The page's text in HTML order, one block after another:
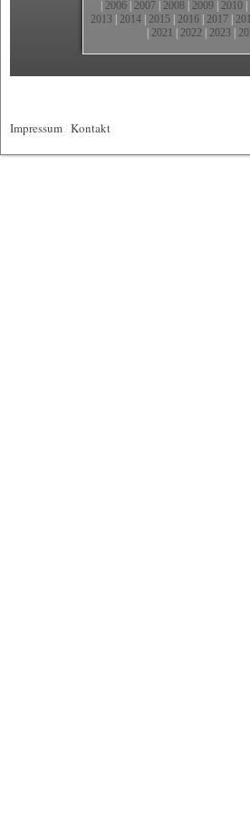
2006 2007 2008 2009 2010
2013 2014 2015 2016 2017
2021 2022 2023|
Impressum Kontakt